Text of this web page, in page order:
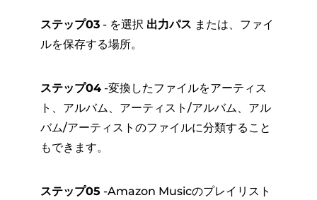
ステップ03- を選択 出力パス または、ファイ
ルを保存する場所。
ステップ04-変換したファイルをアーティス
ト、アルバム、アーティスト/アルバム、アル
バム/アーティストのファイルに分類すること
もできます。
ステップ05 -Amazon Musicのプレイリスト